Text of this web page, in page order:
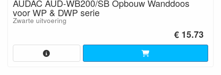
AUDAC AUD-WB200/SB Opbouw Wanddoos
voor WP & DWP serie
Zwarte uitvoering
€ 15.73